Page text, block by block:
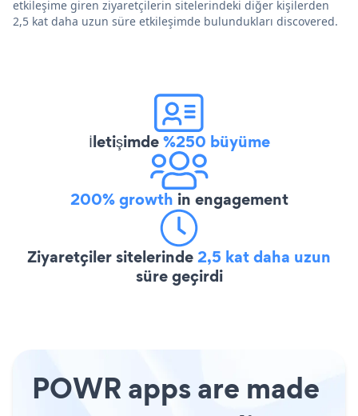
etkileşime giren ziyaretçilerin sitelerindeki diğer kişilerden
2,5 kat daha uzun süre etkileşimde bulundukları discovered.
İletişimde%250 büyüme
200% growth in engagement
Ziyaretçiler sitelerinde2,5 kat daha uzun
süre geçirdi
POWR apps are made